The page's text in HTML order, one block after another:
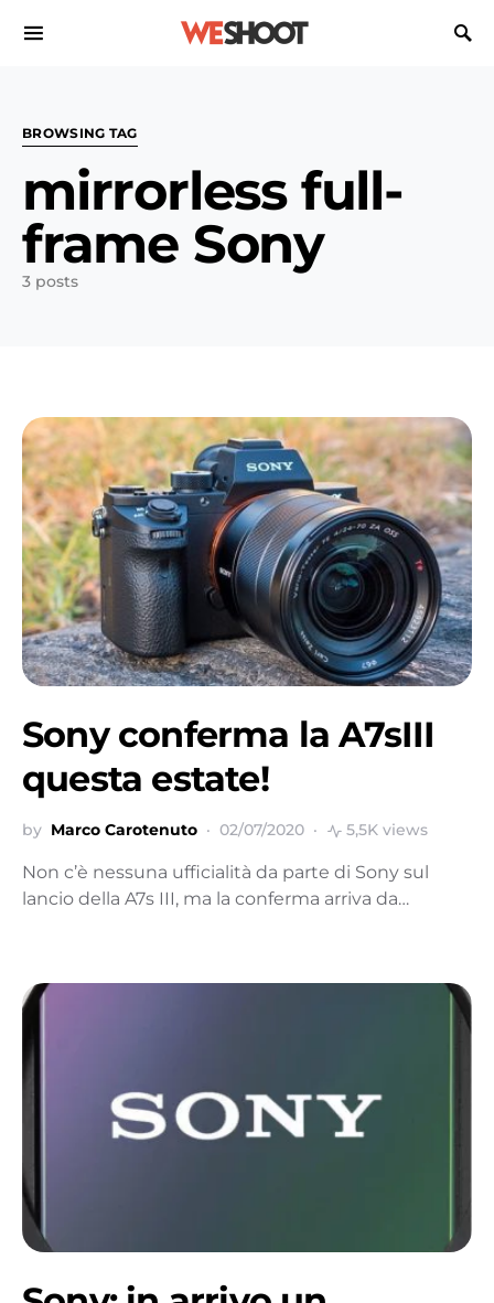
Search for:
BROWSING TAG
mirrorless full-
frame Sony
3 posts
Sony conferma la A7sIII
questa estate!
by Marco Carotenuto 02/07/2020 5,5K views
Non c’è nessuna ufficialità da parte di Sony sul
lancio della A7s III, ma la conferma arriva da…